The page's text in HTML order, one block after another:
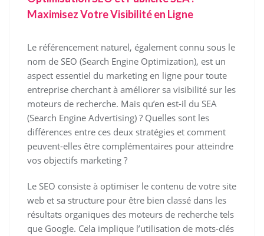
Maximisez Votre Visibilité en Ligne
Le référencement naturel, également connu sous le
nom de SEO (Search Engine Optimization), est un
aspect essentiel du marketing en ligne pour toute
entreprise cherchant à améliorer sa visibilité sur les
moteurs de recherche. Mais qu’en est-il du SEA
(Search Engine Advertising) ? Quelles sont les
différences entre ces deux stratégies et comment
peuvent-elles être complémentaires pour atteindre
vos objectifs marketing ?
Le SEO consiste à optimiser le contenu de votre site
web et sa structure pour être bien classé dans les
résultats organiques des moteurs de recherche tels
que Google. Cela implique l’utilisation de mots-clés